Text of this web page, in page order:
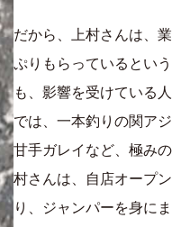
だから、上村さんは、
ぷりもらっているとい
も、影響を受けている
では、一本釣りの関ア
甘手ガレイなど、極み
村さんは、自店オープ
り、ジャンパーを身に